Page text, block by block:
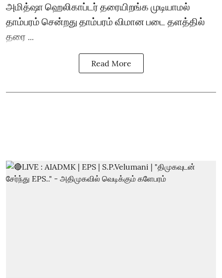
அமித்ஷா ஹெலிகாப்டர் தரையிறங்க முடியாமல்
தாம்பரம் சென்றது தாம்பரம் விமான படை தளத்தில்
தரை ...
Read More